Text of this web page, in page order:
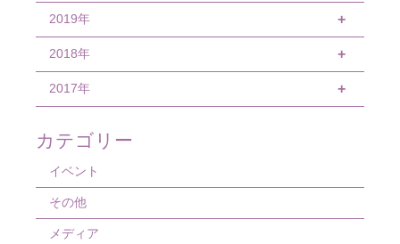
2月
1月
7月
6月
5月
3月
1月
8月
7月
6月
4月
2月
9月
8月
7月
5月
4月
3月
9月
8月
7月
5月
4月
3月
11月
10月
9月
7月
6月
5月
11月
10月
9月
6月
5月
2019年 +
12月
11月
8月
7月
2018年 +
12月
9月
8月
2017年 +
10月
カテゴリー
イベント
その他
メディア